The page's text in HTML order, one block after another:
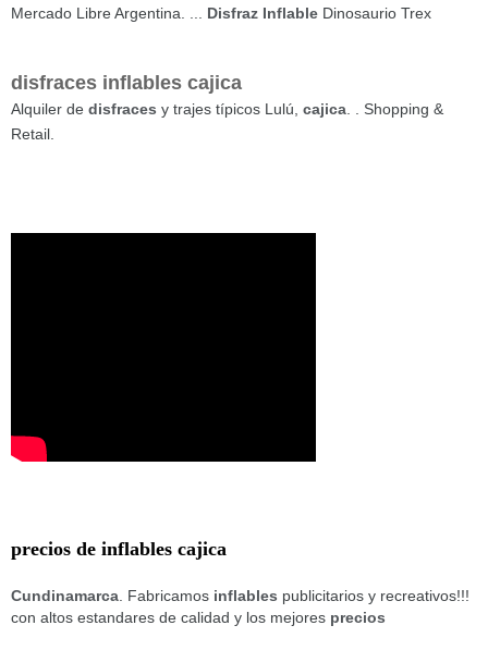
Mercado Libre Argentina. ... Disfraz Inflable Dinosaurio Trex
disfraces inflables cajica
Alquiler de disfraces y trajes típicos Lulú, cajica . . Shopping &
Retail.
precios de inflables cajica
Cundinamarca . Fabricamos inflables publicitarios y recreativos!!!
con altos estandares de calidad y los mejores precios